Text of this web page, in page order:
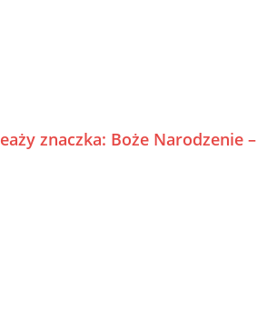
znaczka: Boże Narodzenie –